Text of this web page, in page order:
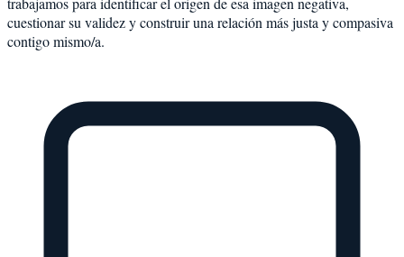
cuestionar su validez y construir una relación más justa y compasiva
contigo mismo/a.